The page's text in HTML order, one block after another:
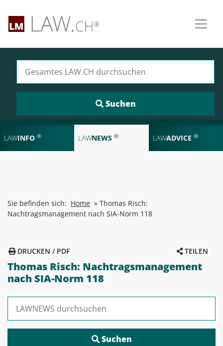
LAWINFO ® LAWNEWS ® LAWADVICE ®
Sie befinden sich: Home » Thomas Risch:
Nachtragsmanagement nach SIA-Norm 118
TEILEN
DRUCKEN / PDF
Thomas Risch: Nachtragsmanagement
nach SIA-Norm 118